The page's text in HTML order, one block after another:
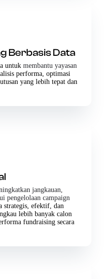
Berbasis Data
untuk membantu yayasan
performa, optimasi
yang lebih tepat dan
jangkauan,
pengelolaan campaign
strategis, efektif, dan
lebih banyak calon
fundraising secara